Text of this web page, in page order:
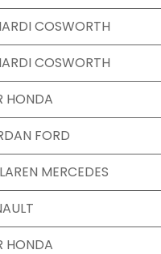
COSWORTH
COSWORTH
HONDA
FORD
MERCEDES
HONDA